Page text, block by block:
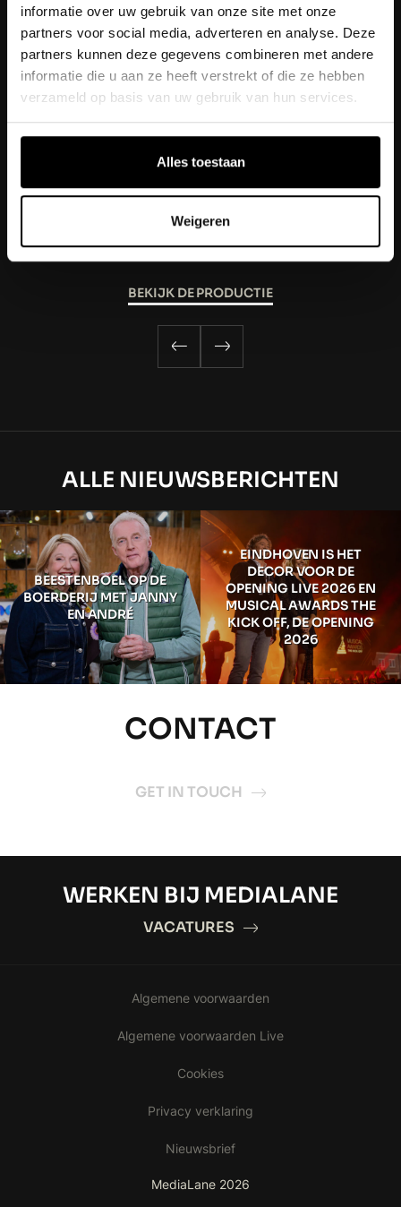
informatie over uw gebruik van onze site met onze
partners voor social media, adverteren en analyse. Deze
partners kunnen deze gegevens combineren met andere
informatie die u aan ze heeft verstrekt of die ze hebben
verzameld op basis van uw gebruik van hun services.
Alles toestaan
Weigeren
Rohan.Gottschalk@medialane.nl
VERDER LEZEN
ANDRÉ HAZES: IK HAAL ALLES
UIT HET LEVEN
BEKIJK DE PRODUCTIE
ALLE NIEUWSBERICHTEN
BEESTENBOEL OP DE
BOERDERIJ MET JANNY
EN ANDRÉ
EINDHOVEN IS HET
DECOR VOOR DE
OPENING LIVE 2026 EN
MUSICAL AWARDS THE
KICK OFF, DE OPENING
2026
CONTACT
GET IN TOUCH
WERKEN BIJ MEDIALANE
VACATURES
Algemene voorwaarden
Algemene voorwaarden Live
Cookies
Privacy verklaring
Nieuwsbrief
MediaLane 2026